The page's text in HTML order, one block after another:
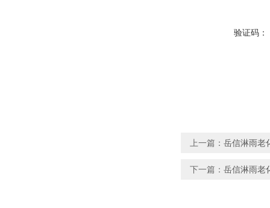
验证码：
上一篇： 岳信淋雨老
下一篇： 岳信淋雨老